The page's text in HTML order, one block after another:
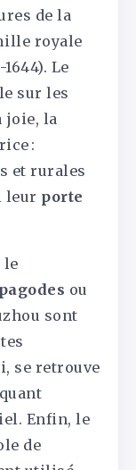
de la
royale
Le
sur les
joie, la
:
et rurales
leur porte
le
pagodes ou
sont
se retrouve
Enfin, le
de